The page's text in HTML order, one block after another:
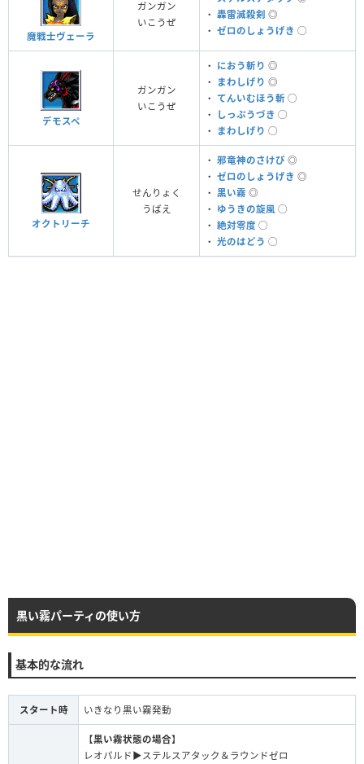
魔戦士ヴェーラ
ガンガン
いこうぜ
・ 轟雷滅殺剣 ◎
・ ゼロのしょうげき ◯
デモスペ
ガンガン
いこうぜ
・ におう斬り ◎
・
まわしげり ◎
・ てんいむほう斬 ◯
・
しっぷうづき ◯
・
まわしげり ◯
オクトリーチ
せんりょく
うばえ
・ 邪竜神のさけび ◎
・ ゼロのしょうげき ◎
・ 黒い霧 ◎
・ ゆうきの旋風 ◯
・ 絶対零度 ◯
・ 光のはどう ◯
黒い霧パーティの使い方
基本的な流れ
スタート時 いきなり黒い霧発動
【黒い霧状態の場合】
レオパルド▶︎ステルスアタック＆ラウンドゼロ